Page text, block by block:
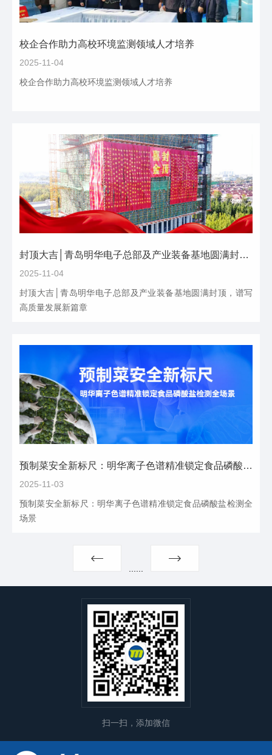
校企合作助力高校环境监测领域人才培养
2025-11-04
校企合作助力高校环境监测领域人才培养
封顶大吉│青岛明华电子总部及产业装备基地圆满封顶，谱写高质量发展新篇章
2025-11-04
封顶大吉│青岛明华电子总部及产业装备基地圆满封顶，谱写
高质量发展新篇章
预制菜安全新标尺：明华离子色谱精准锁定食品磷酸盐检测全场景
2025-11-03
预制菜安全新标尺：明华离子色谱精准锁定食品磷酸盐检测全
场景
扫一扫，添加微信